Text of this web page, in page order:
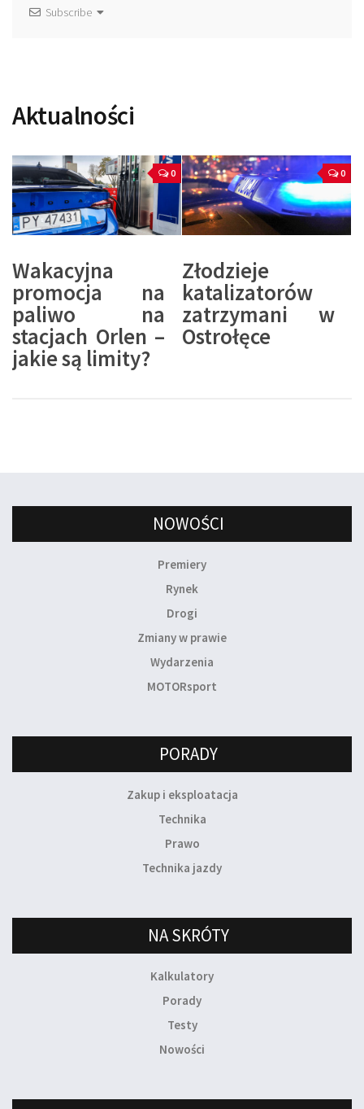
Subscribe
Aktualności
0
Wakacyjna
promocja na
paliwo na
stacjach Orlen –
jakie są limity?
0
Złodzieje
katalizatorów
zatrzymani w
Ostrołęce
NOWOŚCI
Premiery
Rynek
Drogi
Zmiany w prawie
Wydarzenia
MOTORsport
PORADY
Zakup i eksploatacja
Technika
Prawo
Technika jazdy
NA SKRÓTY
Kalkulatory
Porady
Testy
Nowości